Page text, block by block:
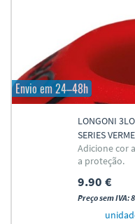
Envio em 24–48h
LONGONI
SERIES
Adicione cor
a proteção.
9.90 €
Preço sem IVA: